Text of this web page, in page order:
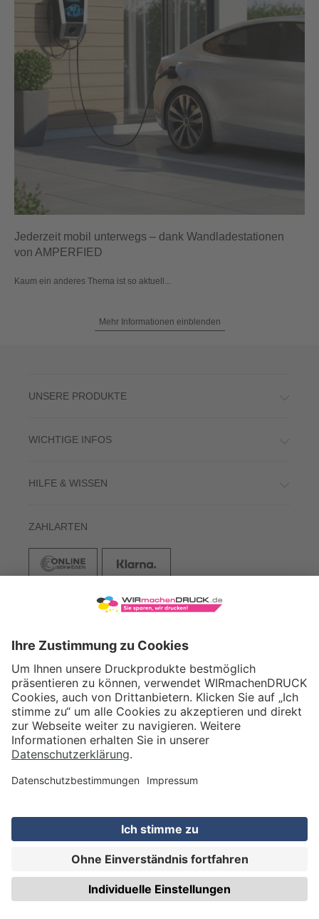
Jederzeit mobil unterwegs – dank Wandladestationen
von AMPERFIED
Kaum ein anderes Thema ist so aktuell...
Mehr Informationen einblenden
UNSERE PRODUKTE
WICHTIGE INFOS
HILFE & WISSEN
ZAHLARTEN
VERSAND
WIRmachenDRUCK GmbH